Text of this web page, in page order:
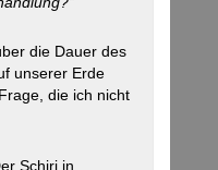
die Dauer des
unserer Erde
die ich nicht
Schiri in